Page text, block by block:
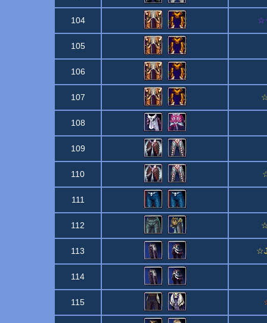
104
105
106
107
108
109
110
111
112
113
114
115